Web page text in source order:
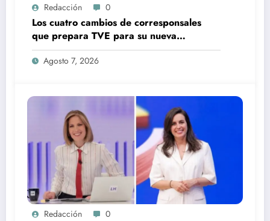
Redacción 0
Los cuatro cambios de corresponsales
que prepara TVE para su nueva
temporada
Agosto 7, 2026
Redacción 0